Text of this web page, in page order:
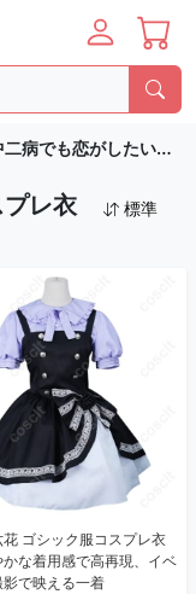
病でも恋がしたい！ コスプレ衣装
レ衣
標準
ゴシック服コスプレ衣
な着用感で高再現、イベ
影で映える一着